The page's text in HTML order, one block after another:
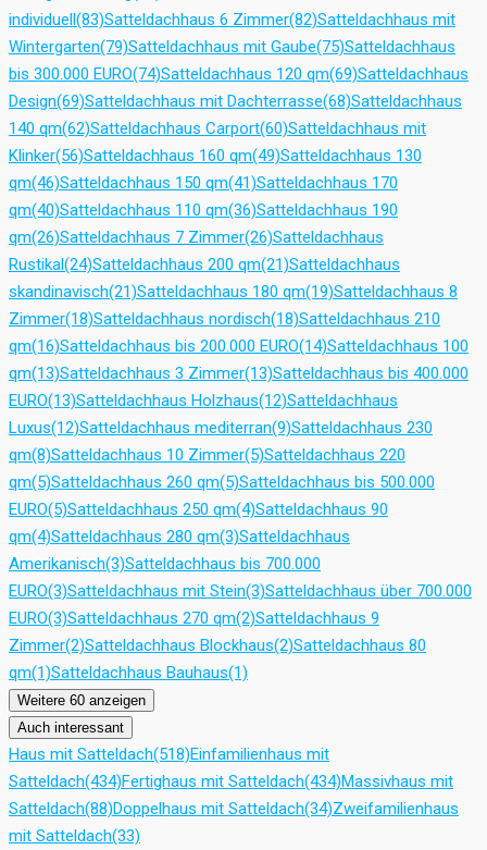
individuell(83)Satteldachhaus 6 Zimmer(82)Satteldachhaus mit
Wintergarten(79)Satteldachhaus mit Gaube(75)Satteldachhaus
bis 300.000 EURO(74)Satteldachhaus 120 qm(69)Satteldachhaus
Design(69)Satteldachhaus mit Dachterrasse(68)Satteldachhaus
140 qm(62)Satteldachhaus Carport(60)Satteldachhaus mit
Klinker(56)Satteldachhaus 160 qm(49)Satteldachhaus 130
qm(46)Satteldachhaus 150 qm(41)Satteldachhaus 170
qm(40)Satteldachhaus 110 qm(36)Satteldachhaus 190
qm(26)Satteldachhaus 7 Zimmer(26)Satteldachhaus
Rustikal(24)Satteldachhaus 200 qm(21)Satteldachhaus
skandinavisch(21)Satteldachhaus 180 qm(19)Satteldachhaus 8
Zimmer(18)Satteldachhaus nordisch(18)Satteldachhaus 210
qm(16)Satteldachhaus bis 200.000 EURO(14)Satteldachhaus 100
qm(13)Satteldachhaus 3 Zimmer(13)Satteldachhaus bis 400.000
EURO(13)Satteldachhaus Holzhaus(12)Satteldachhaus
Luxus(12)Satteldachhaus mediterran(9)Satteldachhaus 230
qm(8)Satteldachhaus 10 Zimmer(5)Satteldachhaus 220
qm(5)Satteldachhaus 260 qm(5)Satteldachhaus bis 500.000
EURO(5)Satteldachhaus 250 qm(4)Satteldachhaus 90
qm(4)Satteldachhaus 280 qm(3)Satteldachhaus
Amerikanisch(3)Satteldachhaus bis 700.000
EURO(3)Satteldachhaus mit Stein(3)Satteldachhaus über 700.000
EURO(3)Satteldachhaus 270 qm(2)Satteldachhaus 9
Zimmer(2)Satteldachhaus Blockhaus(2)Satteldachhaus 80
qm(1)Satteldachhaus Bauhaus(1)
Weitere 60 anzeigen
Auch interessant
Haus mit Satteldach(518)Einfamilienhaus mit
Satteldach(434)Fertighaus mit Satteldach(434)Massivhaus mit
Satteldach(88)Doppelhaus mit Satteldach(34)Zweifamilienhaus
mit Satteldach(33)